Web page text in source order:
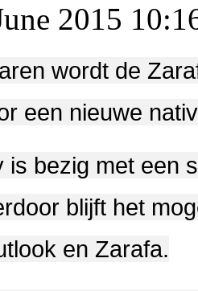
2015
wordt de
een nieuwe
is bezig met een
blijft het
en Zarafa.